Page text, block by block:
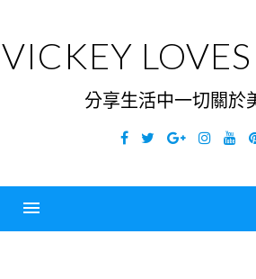
content
VICKEY
分享生活中一切關於
Facebook
TwitterGoogle